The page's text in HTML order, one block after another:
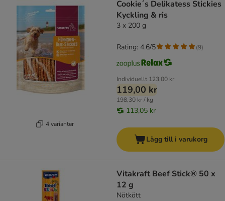
4 varianter
Cookie´s Delikatess Stickies
Kyckling & ris
3 x 200 g
Individuellt 123,00 kr
119,00 kr
198,30 kr / kg
113,05 kr
Rating: 4.6/5 (9)
Lägg till i varukorg
Vitakraft Beef Stick® 50 x
12 g
Nötkött